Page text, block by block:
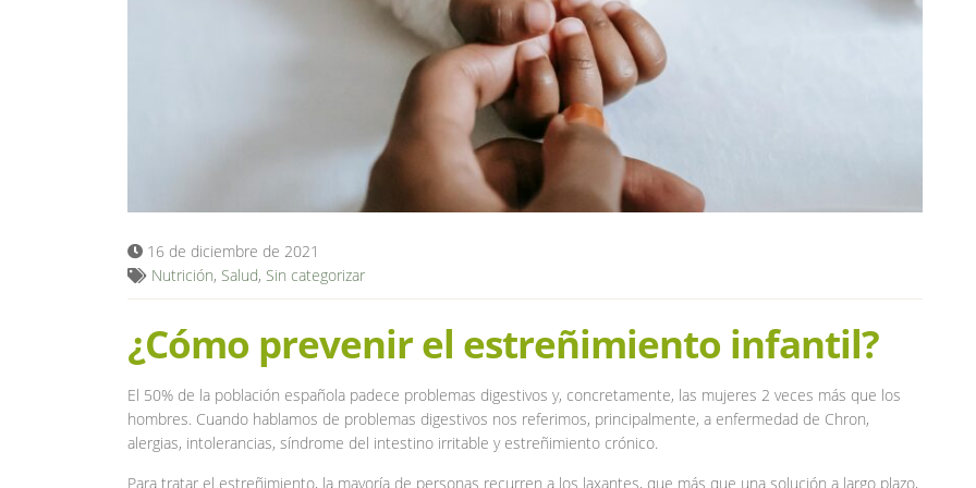
16 de diciembre de 2021
Nutrición, Salud, Sin categorizar
¿Cómo prevenir el estreñimiento infantil?
El 50% de la población española padece problemas digestivos y, concretamente, las mujeres 2 veces más que los
hombres. Cuando hablamos de problemas digestivos nos referimos, principalmente, a enfermedad de Chron,
alergias, intolerancias, síndrome del intestino irritable y estreñimiento crónico.
Para tratar el estreñimiento, la mayoría de personas recurren a los laxantes, que más que una solución a largo plazo,